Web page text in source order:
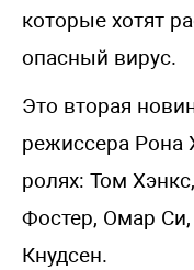
которые хотят
опасный вирус.
Это вторая
режиссера
ролях: Том
Фостер, Омар
Кнудсен.